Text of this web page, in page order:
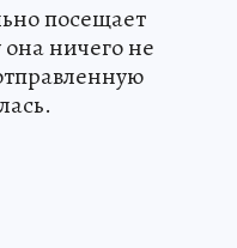
посещает
ничего не